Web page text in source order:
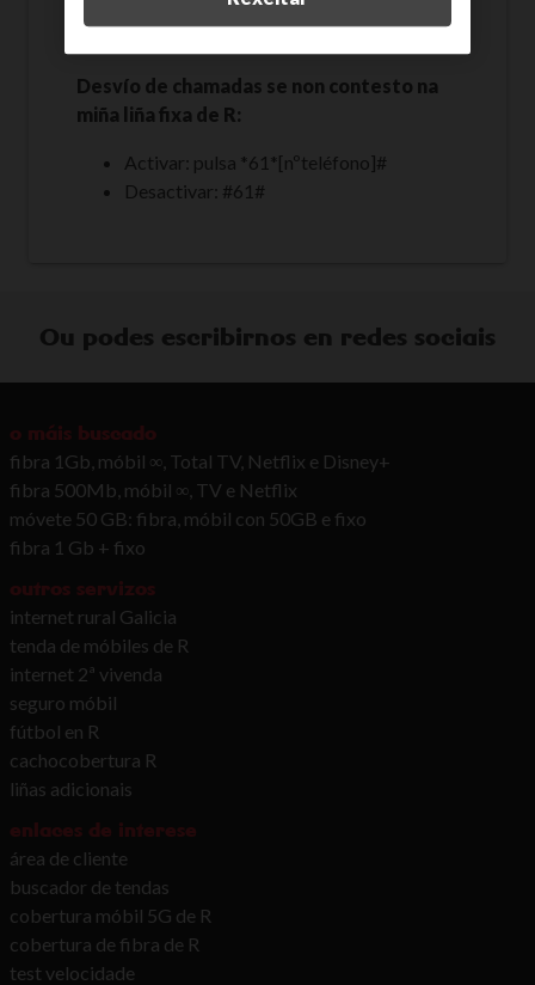
Activar: pulsa *67*[nºteléfono]#
Desvío de chamadas se non contesto na
miña liña fixa de R:
Activar: pulsa *61*[nºteléfono]#
Desactivar: #61#
Ou podes escribirnos en redes sociais
o máis buscado
fibra 1Gb, móbil ∞, Total TV, Netflix e Disney+
fibra 500Mb, móbil ∞, TV e Netflix
móvete 50 GB: fibra, móbil con 50GB e fixo
fibra 1 Gb + fixo
outros servizos
internet rural Galicia
tenda de móbiles de R
internet 2ª vivenda
seguro móbil
fútbol en R
cachocobertura R
liñas adicionais
enlaces de interese
área de cliente
buscador de tendas
cobertura móbil 5G de R
cobertura de fibra de R
test velocidade